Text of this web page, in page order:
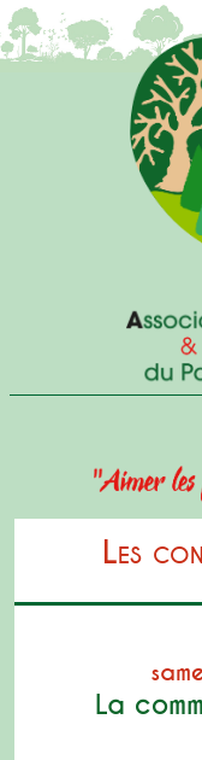
Actualités
Conférences
Vide-jardin
Qui sommes-
Les
La